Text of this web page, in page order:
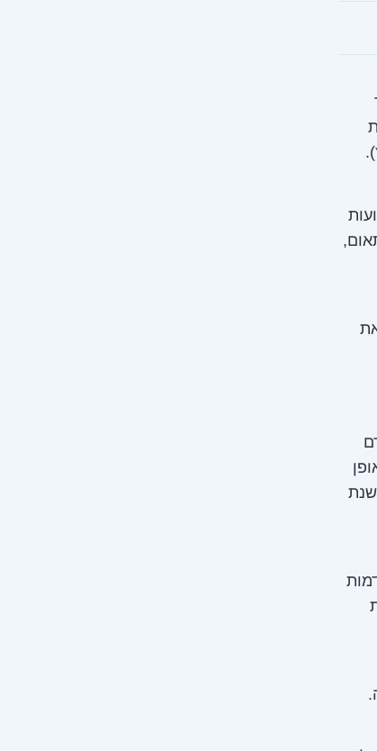
זאת
באופן